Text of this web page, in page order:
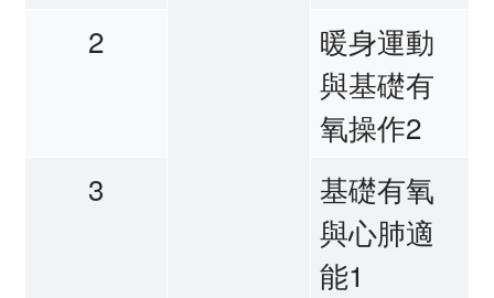
2
暖身運動
與基礎有
氧操作2
3
基礎有氧
與心肺適
能1